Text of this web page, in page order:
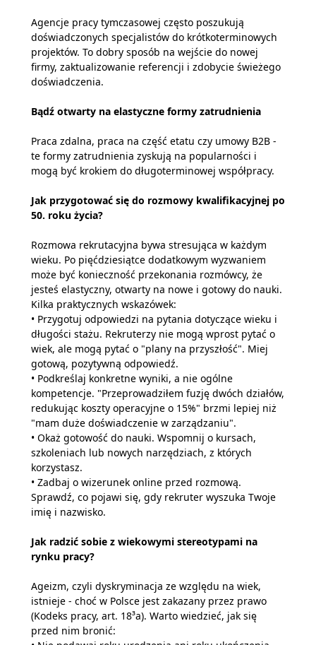
Agencje pracy tymczasowej często poszukują
doświadczonych specjalistów do krótkoterminowych
projektów. To dobry sposób na wejście do nowej
firmy, zaktualizowanie referencji i zdobycie świeżego
doświadczenia.
Bądź otwarty na elastyczne formy zatrudnienia
Praca zdalna, praca na część etatu czy umowy B2B -
te formy zatrudnienia zyskują na popularności i
mogą być krokiem do długoterminowej współpracy.
Jak przygotować się do rozmowy kwalifikacyjnej po
50. roku życia?
Rozmowa rekrutacyjna bywa stresująca w każdym
wieku. Po pięćdziesiątce dodatkowym wyzwaniem
może być konieczność przekonania rozmówcy, że
jesteś elastyczny, otwarty na nowe i gotowy do nauki.
Kilka praktycznych wskazówek:
• Przygotuj odpowiedzi na pytania dotyczące wieku i
długości stażu. Rekruterzy nie mogą wprost pytać o
wiek, ale mogą pytać o "plany na przyszłość". Miej
gotową, pozytywną odpowiedź.
• Podkreślaj konkretne wyniki, a nie ogólne
kompetencje. "Przeprowadziłem fuzję dwóch działów,
redukując koszty operacyjne o 15%" brzmi lepiej niż
"mam duże doświadczenie w zarządzaniu".
• Okaż gotowość do nauki. Wspomnij o kursach,
szkoleniach lub nowych narzędziach, z których
korzystasz.
• Zadbaj o wizerunek online przed rozmową.
Sprawdź, co pojawi się, gdy rekruter wyszuka Twoje
imię i nazwisko.
Jak radzić sobie z wiekowymi stereotypami na
rynku pracy?
Ageizm, czyli dyskryminacja ze względu na wiek,
istnieje - choć w Polsce jest zakazany przez prawo
(Kodeks pracy, art. 18³a). Warto wiedzieć, jak się
przed nim bronić: